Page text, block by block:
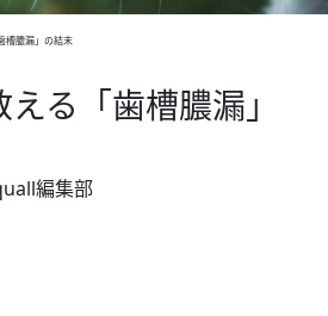
槽膿漏」の結末
る「歯槽膿漏」
編集部